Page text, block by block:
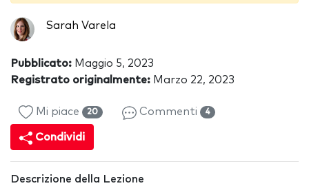
Sarah Varela
Pubblicato: Maggio 5, 2023
Registrato originalmente: Marzo 22, 2023
Mi piace 20 Commenti 4
Condividi
Descrizione della Lezione